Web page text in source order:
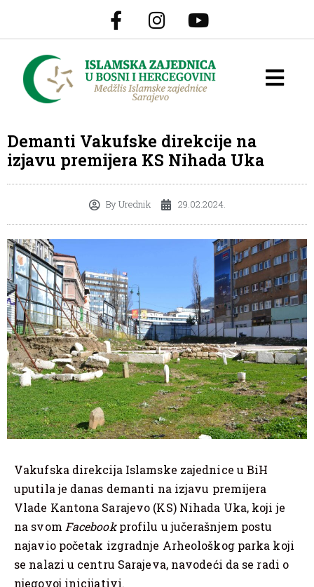
Demanti Vakufske direkcije na
izjavu premijera KS Nihada Uka
ByUrednik 29.02.2024.
Vakufska direkcija Islamske zajednice u BiH
uputila je danas demanti na izjavu premijera
Vlade Kantona Sarajevo (KS) Nihada Uka, koji je
na svom Facebookprofilu u jučerašnjem postu
najavio početak izgradnje Arheološkog parka koji
se nalazi u centru Sarajeva, navodeći da se radi o
njegovoj inicijativi.